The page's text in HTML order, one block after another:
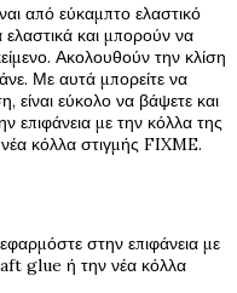
από εύκαμπτο ελαστικό
ελαστικά και μπορούν να
Ακολουθούν την κλίση
Με αυτά μπορείτε να
είναι εύκολο να βάψετε και
επιφάνεια με την κόλλα της
κόλλα στιγμής FIXME.
στην επιφάνεια με
glue ή την νέα κόλλα